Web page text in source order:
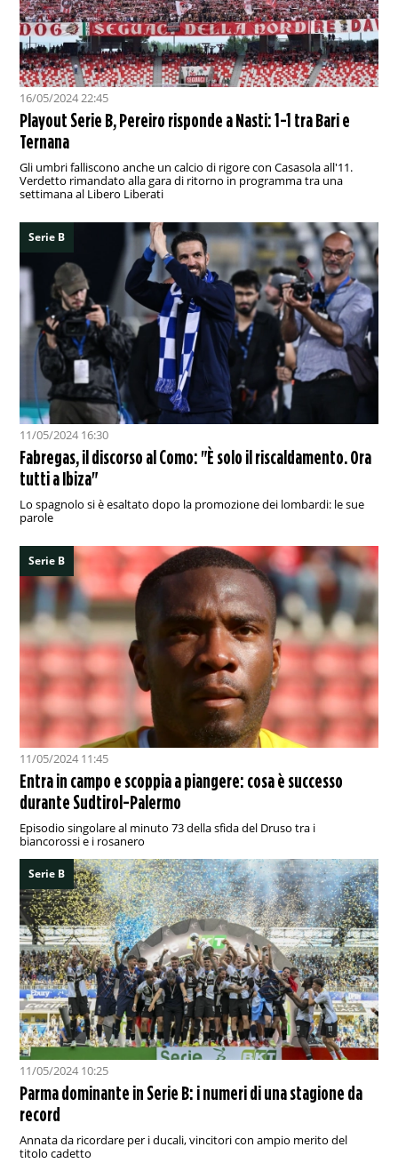
16/05/2024 22:45
Playout Serie B, Pereiro risponde a Nasti: 1-1 tra Bari e
Ternana
Gli umbri falliscono anche un calcio di rigore con Casasola all'11.
Verdetto rimandato alla gara di ritorno in programma tra una
settimana al Libero Liberati
Serie B
11/05/2024 16:30
Fabregas, il discorso al Como: "È solo il riscaldamento. Ora
tutti a Ibiza"
Lo spagnolo si è esaltato dopo la promozione dei lombardi: le sue
parole
Serie B
11/05/2024 11:45
Entra in campo e scoppia a piangere: cosa è successo
durante Sudtirol-Palermo
Episodio singolare al minuto 73 della sfida del Druso tra i
biancorossi e i rosanero
Serie B
11/05/2024 10:25
Parma dominante in Serie B: i numeri di una stagione da
record
Annata da ricordare per i ducali, vincitori con ampio merito del
titolo cadetto